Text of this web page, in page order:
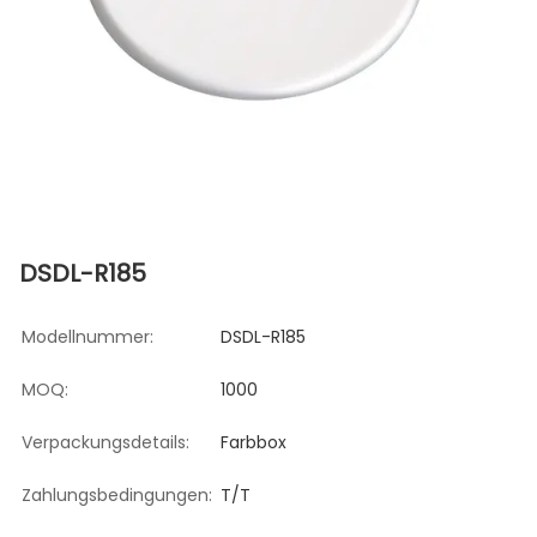
DSDL-R185
Modellnummer: DSDL-R185
MOQ: 1000
Verpackungsdetails: Farbbox
Zahlungsbedingungen: T/T